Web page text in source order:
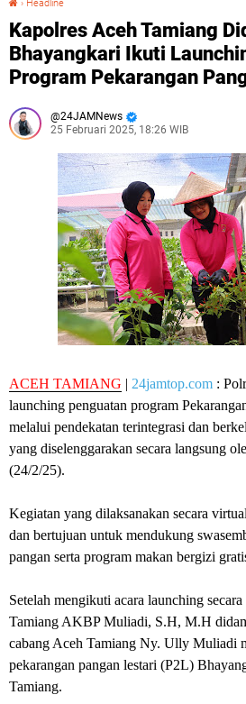
› Headline
Kapolres Aceh Tamiang
Bhayangkari Ikuti
Program Pekarangan
24JAMNews
25 Februari 2025, 18:26 WIB
ACEH TAMIANG | 24jamtop.com :
launching penguatan program
melalui pendekatan terintegrasi dan
yang diselenggarakan secara langsung
(24/2/25).
Kegiatan yang dilaksanakan secara
dan bertujuan untuk mendukung
pangan serta program makan bergizi
Setelah mengikuti acara launching
Tamiang AKBP Muliadi, S.H, M.H
cabang Aceh Tamiang Ny. Ully Muliadi
pekarangan pangan lestari (P2L)
Tamiang.